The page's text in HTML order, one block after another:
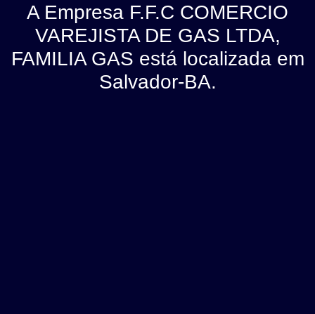
A Empresa F.F.C COMERCIO
VAREJISTA DE GAS LTDA,
FAMILIA GAS está localizada em
Salvador-BA.